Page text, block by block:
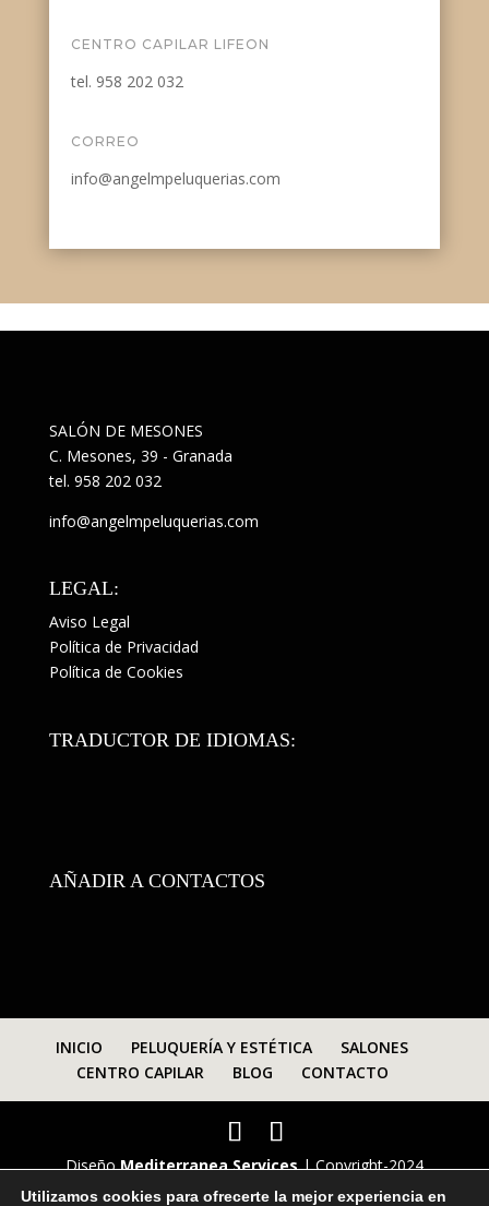
CENTRO CAPILAR LIFEON
tel. 958 202 032
CORREO
info@angelmpeluquerias.com
SALÓN DE MESONES
C. Mesones, 39 - Granada
tel. 958 202 032
info@angelmpeluquerias.com
LEGAL:
Aviso Legal
Política de Privacidad
Política de Cookies
TRADUCTOR DE IDIOMAS:
AÑADIR A CONTACTOS
INICIO PELUQUERÍA Y ESTÉTICA
SALONES
CENTRO CAPILAR
BLOG CONTACTO
DiseñoMediterranea Services| Copyright-2024
peluqueriasengranada.com
Utilizamos cookies para ofrecerte la mejor experiencia en